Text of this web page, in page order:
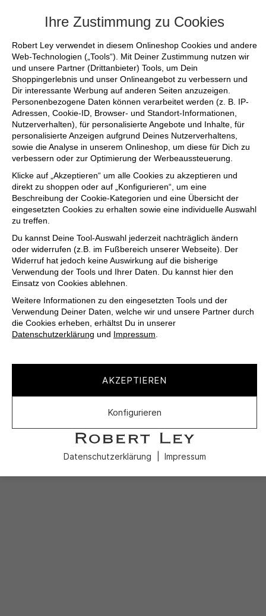
Ihre Zustimmung zu Cookies
Robert Ley verwendet in diesem Onlineshop Cookies und andere
Web-Technologien („Tools“). Mit Deiner Zustimmung nutzen wir
und unsere Partner (Drittanbieter) Tools, um Dein
Shoppingerlebnis und unser Onlineangebot zu verbessern und
Dir interessante Werbung auf anderen Seiten anzuzeigen.
Personenbezogene Daten können verarbeitet werden (z. B. IP-
Adressen, Cookie-ID, Browser- und Standort-Informationen,
Nutzerverhalten), für personalisierte Angebote und Inhalte, für
personalisierte Anzeigen aufgrund Deines Nutzerverhaltens,
sowie die Analyse in unserem Onlineshop, um diese für Dich zu
verbessern oder zur Optimierung der Werbeaussteuerung.
Klicke auf „Akzeptieren“ um alle Cookies zu akzeptieren und
direkt zu shoppen oder auf „Konfigurieren“, um eine
Beschreibung der Cookie-Kategorien und eine Übersicht der
eingesetzten Cookies zu erhalten sowie eine individuelle Auswahl
zu treffen.
Du kannst Deine Tool-Auswahl jederzeit nachträglich ändern
oder widerrufen (z.B. im Fußbereich unserer Webseite). Der
Widerruf hat jedoch keine Auswirkung auf die bisherige
Verwendung der Tools und Ihrer Daten. Du kannst hier den
Einsatz von Cookies ablehnen.
Weitere Informationen zu den eingesetzten Tools und der
Verwendung Deiner Daten, welche wir und unsere Partner durch
die Cookies erheben, erhältst Du in unserer
Datenschutzerklärung und Impressum.
AKZEPTIEREN
Konfigurieren
Datenschutzerklärung Impressum